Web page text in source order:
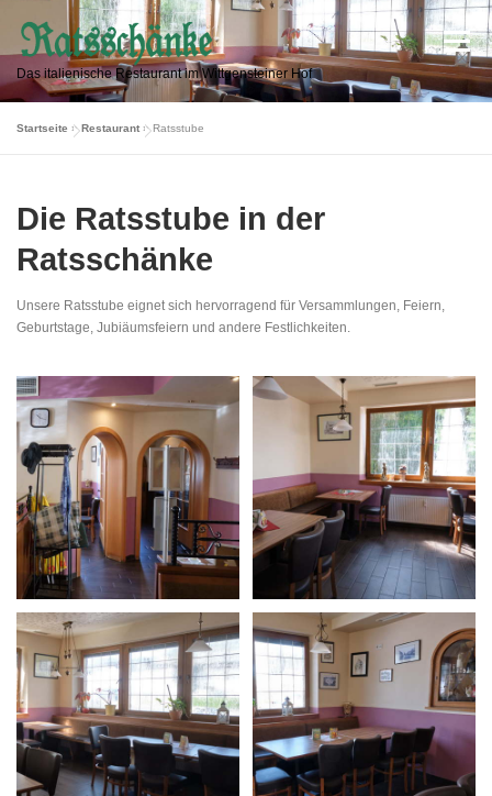
Inhalt
springen
Das italienische Restaurant im Wittgensteiner Hof
Menü
ESSEN & TRINKEN
INFORMATIONEN ÖFFNUNGSZEITEN
Startseite »Restaurant »Ratsstube
Die Ratsstube in der
Ratsschänke
Unsere Ratsstube eignet sich hervorragend für Versammlungen, Feiern,
Geburtstage, Jubiäumsfeiern und andere Festlichkeiten.